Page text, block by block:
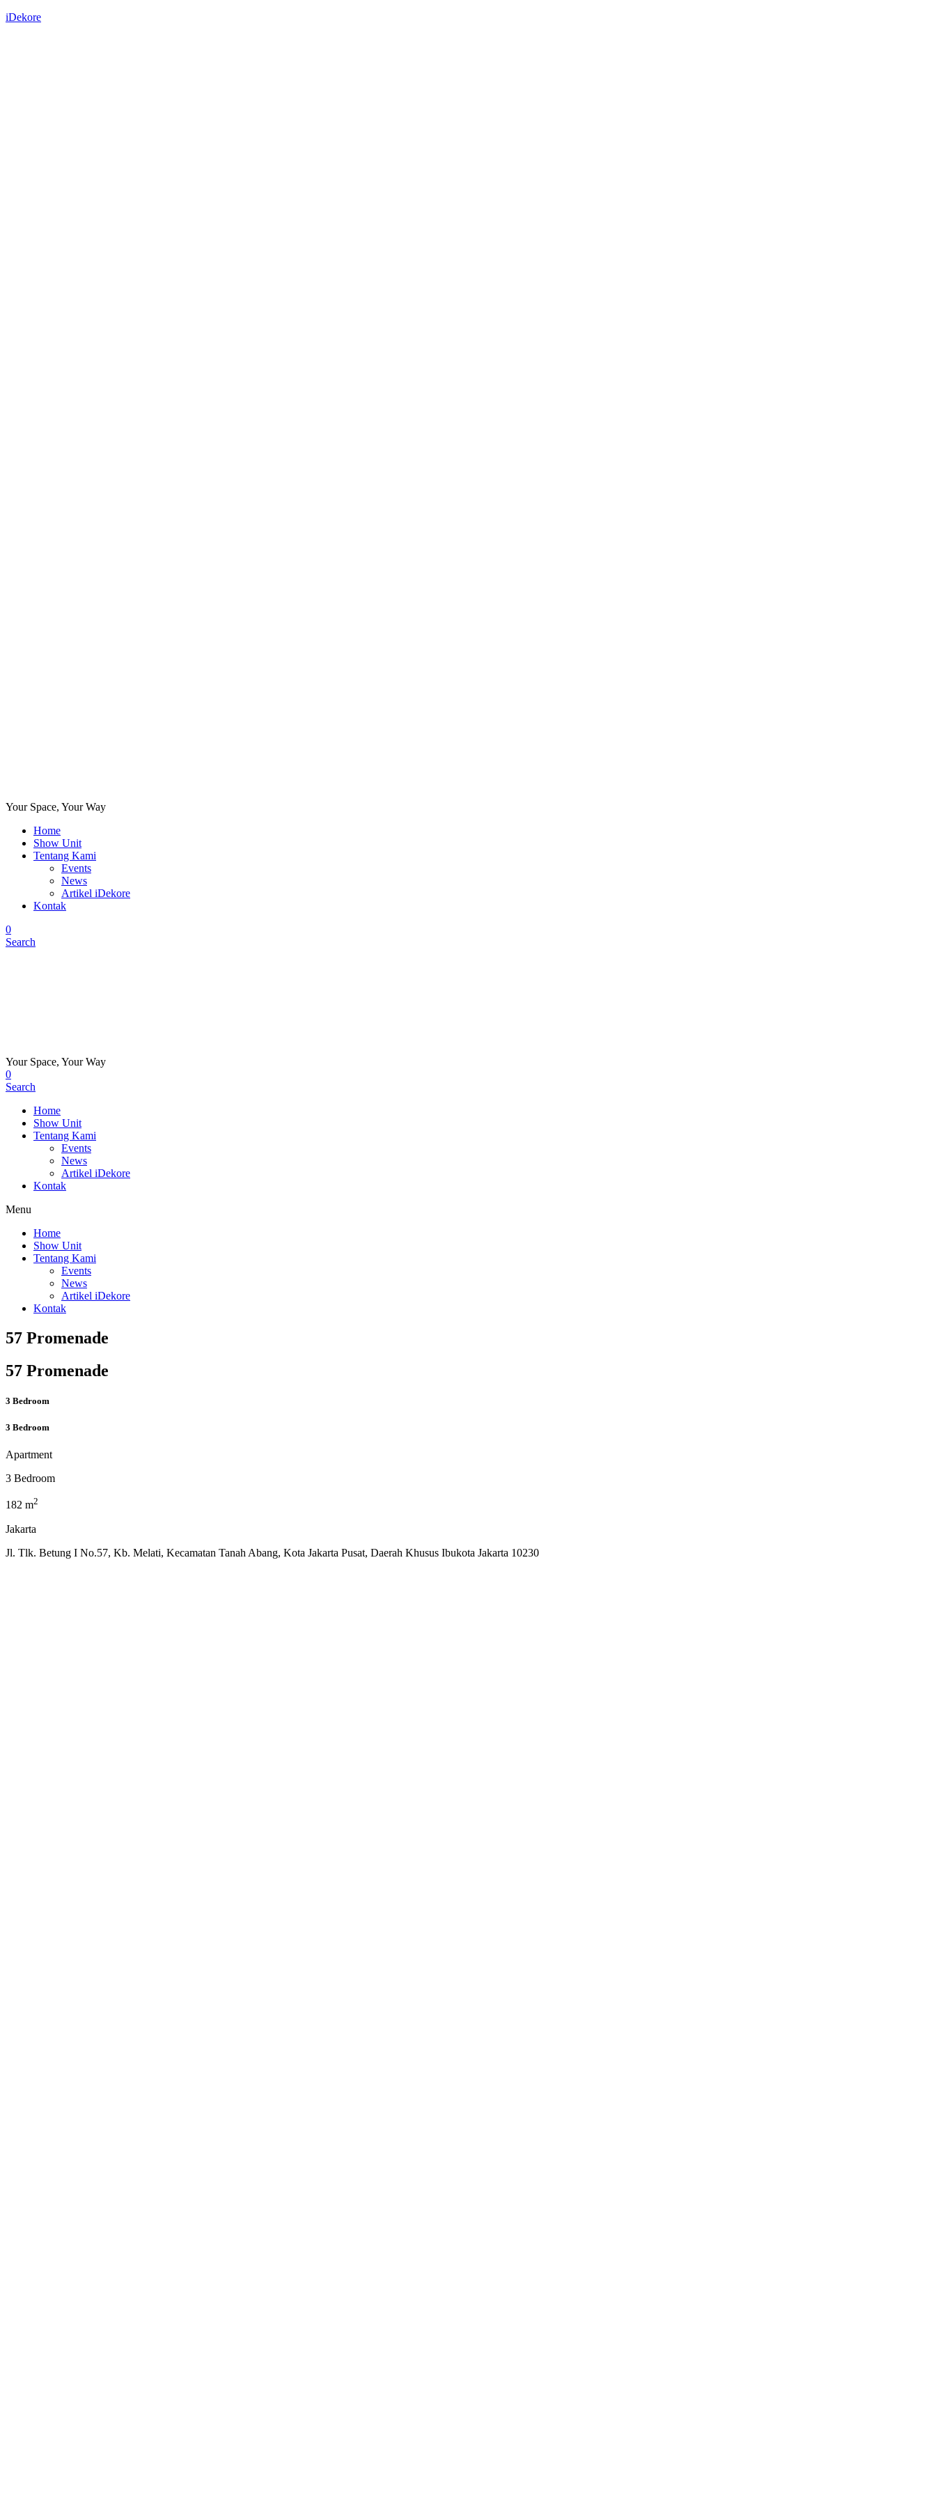
iDekore
Your Space, Your Way
Home
Show Unit
Tentang Kami
Events
News
Artikel iDekore
Kontak
0
Search
Your Space, Your Way
0
Search
Home
Show Unit
Tentang Kami
Events
News
Artikel iDekore
Kontak
Menu
Home
Show Unit
Tentang Kami
Events
News
Artikel iDekore
Kontak
57 Promenade
57 Promenade
3 Bedroom
3 Bedroom
Apartment
3 Bedroom
182 m2
Jakarta
Jl. Tlk. Betung I No.57, Kb. Melati, Kecamatan Tanah Abang, Kota Jakarta Pusat, Daerah Khusus Ibukota Jakarta 10230